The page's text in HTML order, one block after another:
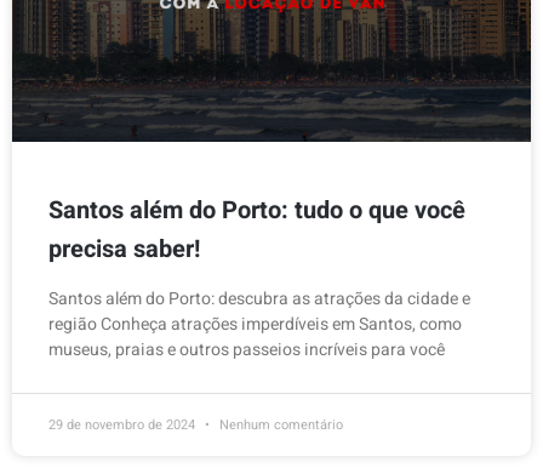
Santos além do Porto: tudo o que você
precisa saber!
Santos além do Porto: descubra as atrações da cidade e
região Conheça atrações imperdíveis em Santos, como
museus, praias e outros passeios incríveis para você
29 de novembro de 2024 Nenhum comentário